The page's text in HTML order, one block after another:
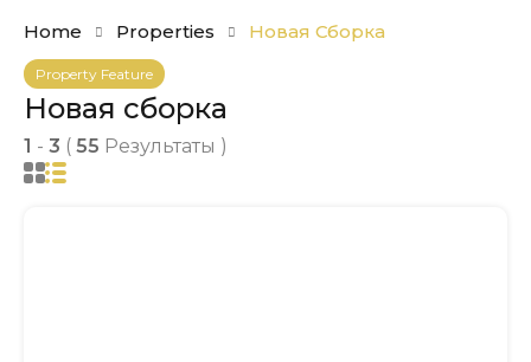
Home Properties Новая Сборка
Property Feature
Новая сборка
1 - 3 ( 55 Результаты )